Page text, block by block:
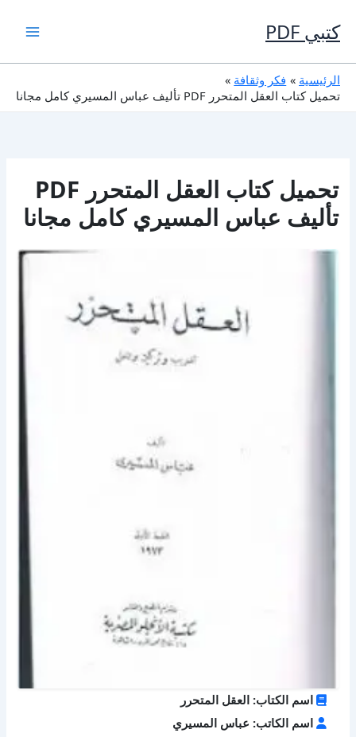
إلى
المحتوى
كتبي PDF
الرئيسية
فكر وثقافة
تحميل كتاب العقل المتحرر PDF تأليف عباس المسيري كامل مجانا
تحميل كتاب العقل المتحرر PDF
تأليف عباس المسيري كامل مجانا
اسم الكتاب: العقل المتحرر
اسم الكاتب: عباس المسيري